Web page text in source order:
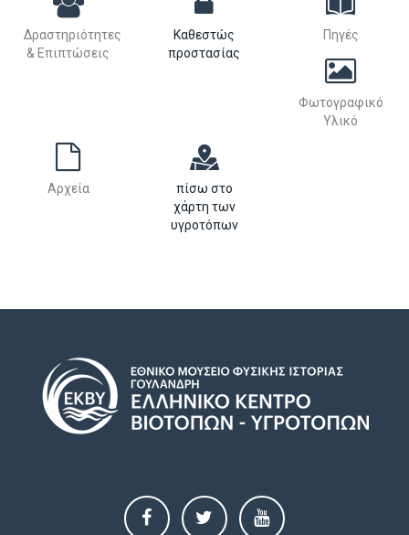
Δραστηριότητες
& Επιπτώσεις
Καθεστώς
προστασίας
Πηγές
Φωτογραφικό
Υλικό
Αρχεία
πίσω στο
χάρτη των
υγροτόπων